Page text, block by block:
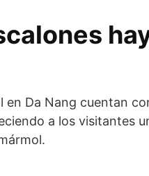
Da Nang cuentan
a los visitantes